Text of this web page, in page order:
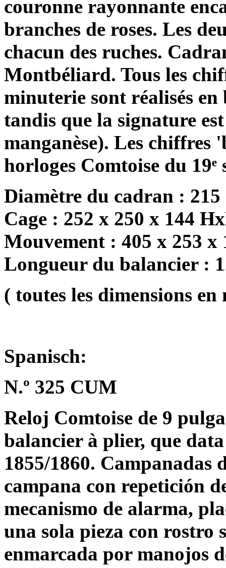
couronne rayonnante
branches de roses. Les
chacun des ruches.
Montbéliard. Tous les
minuterie sont réalisés
tandis que la signature
manganèse). Les chiffres
horloges Comtoise du 19ᵉ
Diamètre du cadran : 215
Cage : 252 x 250 x 144
Mouvement : 405 x 253 x
Longueur du balancier :
( toutes les dimensions en
Spanisch:
N.º 325 CUM
Reloj Comtoise de 9
balancier à plier, que
1855/1860. Campanadas
campana con repetición
mecanismo de alarma,
una sola pieza con rostro
enmarcada por manojos